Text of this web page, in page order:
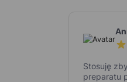
Stosuję
preparatu